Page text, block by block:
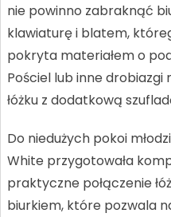
nie powinno zabraknąć
klawiaturę i blatem,
pokryta materiałem o
Pościel lub inne
łóżku z dodatkową
Do niedużych pokoi
White przygotowała
praktyczne połączenie
biurkiem, które pozwala